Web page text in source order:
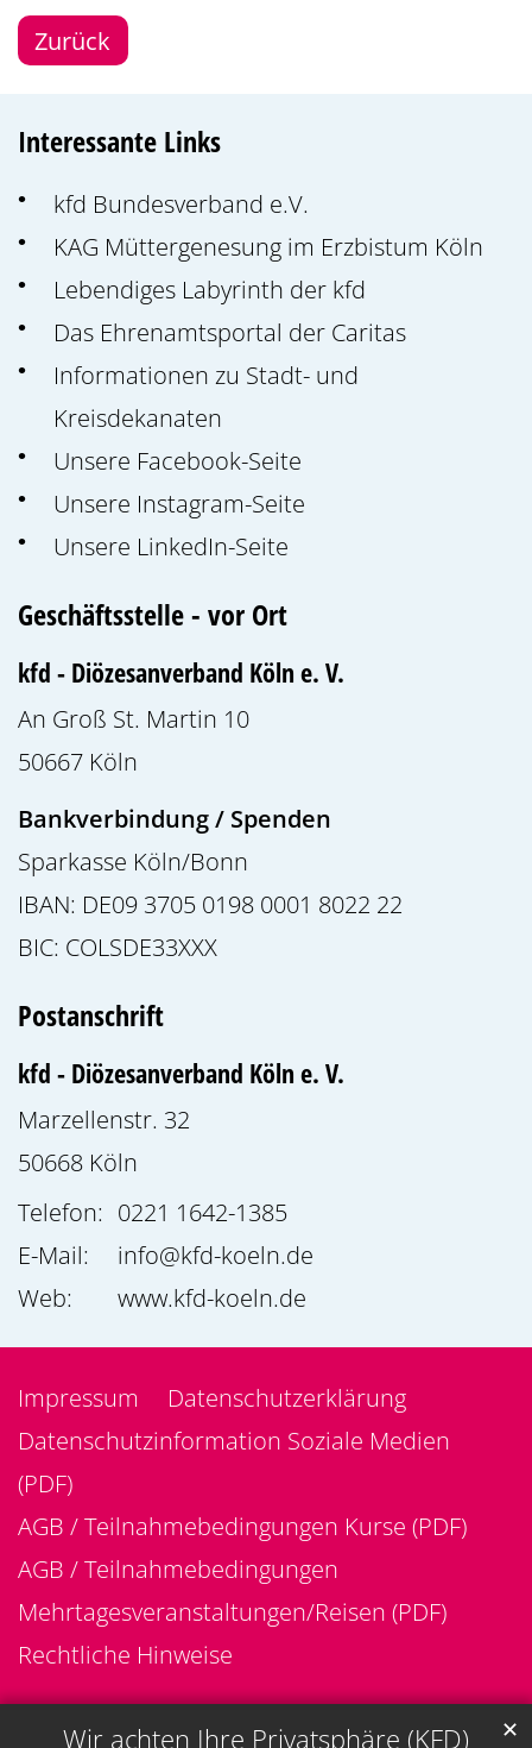
Wir achten Ihre Privatsphäre (KFD) ✕
Zurück
Interessante Links
kfd Bundesverband e.V.
KAG Müttergenesung im Erzbistum Köln
Lebendiges Labyrinth der kfd
Das Ehrenamtsportal der Caritas
Informationen zu Stadt- und
Kreisdekanaten
Unsere Facebook-Seite
Unsere Instagram-Seite
Unsere LinkedIn-Seite
Geschäftsstelle - vor Ort
kfd - Diözesanverband Köln e. V.
An Groß St. Martin 10
50667 Köln
Bankverbindung / Spenden
Sparkasse Köln/Bonn
IBAN: DE09 3705 0198 0001 8022 22
BIC: COLSDE33XXX
Postanschrift
kfd - Diözesanverband Köln e. V.
Marzellenstr. 32
50668 Köln
Telefon: 0221 1642-1385
E-Mail:
info@kfd-koeln.de
Web:
www.kfd-koeln.de
Impressum
Datenschutzerklärung
Datenschutzinformation Soziale Medien
(PDF)
AGB / Teilnahmebedingungen Kurse (PDF)
AGB / Teilnahmebedingungen
Mehrtagesveranstaltungen/Reisen (PDF)
Rechtliche Hinweise